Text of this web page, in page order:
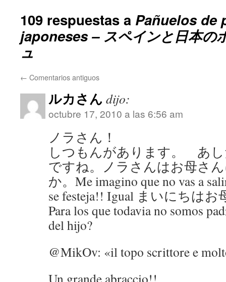
109 respuestas a Pañuelos de
japoneses – スペインと日本の
ュ
← Comentarios antiguos
ルカさん dijo:
octubre 17, 2010 a las 6:56 am
ノラさん！
しつもんがあります。 あ
ですね。ノラさんはお母さ
か。Me imagino que no vas a
se festeja!! Igual まいにちは
Para los que todavia no somos
del hijo?
@MikOv: «il topo scrittore e
Un grande abraccio!!